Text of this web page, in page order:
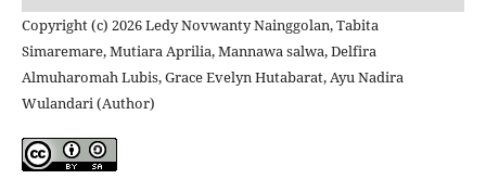
Copyright (c) 2026 Ledy Novwanty Nainggolan, Tabita
Simaremare, Mutiara Aprilia, Mannawa salwa, Delfira
Almuharomah Lubis, Grace Evelyn Hutabarat, Ayu Nadira
Wulandari (Author)